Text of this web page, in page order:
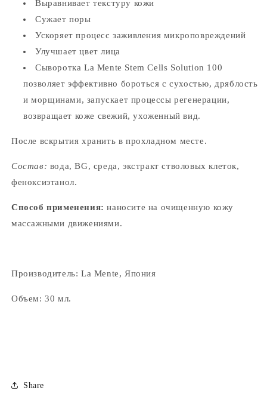
Выравнивает текстуру кожи
Сужает поры
Ускоряет процесс заживления микроповреждений
Улучшает цвет лица
Сыворотка La Mente Stem Cells Solution 100
позволяет эффективно бороться с сухостью, дряблость
и морщинами, запускает процессы регенерации,
возвращает коже свежий, ухоженный вид.
После вскрытия хранить в прохладном месте.
Состав: вода, BG, среда, экстракт стволовых клеток,
феноксиэтанол.
Способ применения: наносите на очищенную кожу
массажными движениями.
Производитель: La Mente, Япония
Объем: 30 мл.
Share